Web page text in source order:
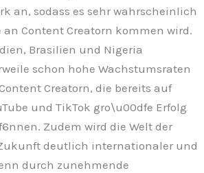
an, sodass es sehr wahrscheinlich
an Content Creatorn kommen wird.
Brasilien und Nigeria
schon hohe Wachstumsraten
Creatorn, die bereits auf
und TikTok gro\u00dfe Erfolg
Zudem wird die Welt der
deutlich internationaler und
durch zunehmende